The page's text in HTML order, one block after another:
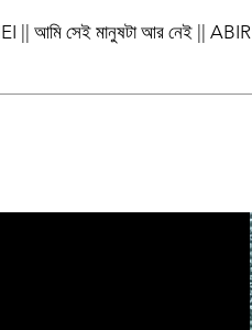
আমি সেই মানুষটা আর নেই || ABIR